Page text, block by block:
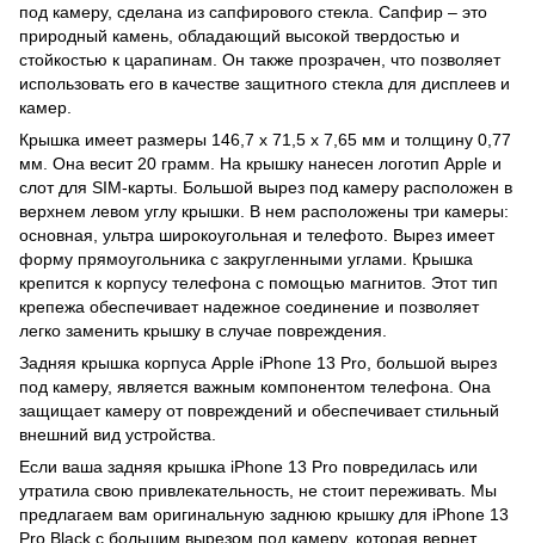
под камеру, сделана из сапфирового стекла. Сапфир – это
природный камень, обладающий высокой твердостью и
стойкостью к царапинам. Он также прозрачен, что позволяет
использовать его в качестве защитного стекла для дисплеев и
камер.
Крышка имеет размеры 146,7 x 71,5 x 7,65 мм и толщину 0,77
мм. Она весит 20 грамм. На крышку нанесен логотип Apple и
слот для SIM-карты. Большой вырез под камеру расположен в
верхнем левом углу крышки. В нем расположены три камеры:
основная, ультра широкоугольная и телефото. Вырез имеет
форму прямоугольника с закругленными углами. Крышка
крепится к корпусу телефона с помощью магнитов. Этот тип
крепежа обеспечивает надежное соединение и позволяет
легко заменить крышку в случае повреждения.
Задняя крышка корпуса Apple iPhone 13 Pro, большой вырез
под камеру, является важным компонентом телефона. Она
защищает камеру от повреждений и обеспечивает стильный
внешний вид устройства.
Если ваша задняя крышка iPhone 13 Pro повредилась или
утратила свою привлекательность, не стоит переживать. Мы
предлагаем вам оригинальную заднюю крышку для iPhone 13
Pro Black с большим вырезом под камеру, которая вернет